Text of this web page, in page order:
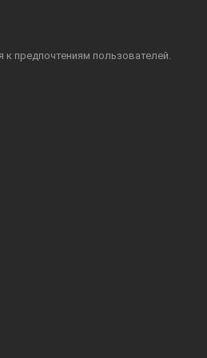
к предпочтениям пользователей.